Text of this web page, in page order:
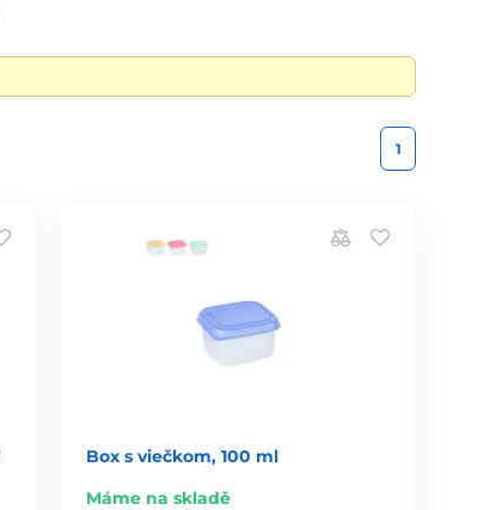
1
Box s viečkom, 100 ml
Máme na skladě